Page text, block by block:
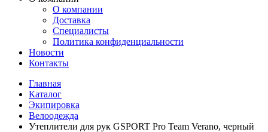
О компании
Доставка
Специалисты
Политика конфиденциальности
Новости
Контакты
Главная
Каталог
Экипировка
Велоодежда
Утеплители для рук GSPORT Pro Team Verano, черный